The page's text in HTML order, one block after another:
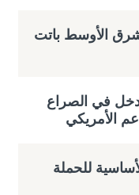
الأوسط باتت
في الصراع
الأمريكي
للحملة